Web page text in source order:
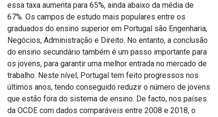
essa taxa aumenta para 65%, ainda abaixo da média de
67%. Os campos de estudo mais populares entre os
graduados do ensino superior em Portugal são Engenharia,
Negócios, Administração e Direito. No entanto, a conclusão
do ensino secundário também é um passo importante para
os jovens, para garantir uma melhor entrada no mercado de
trabalho. Neste nível, Portugal tem feito progressos nos
últimos anos, tendo conseguido reduzir o número de jovens
que estão fora do sistema de ensino. De facto, nos países
da OCDE com dados comparáveis entre 2008 e 2018, o